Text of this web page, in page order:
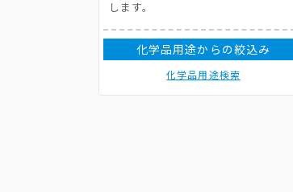
します。
化学品用途からの絞込み
化学品用途検索